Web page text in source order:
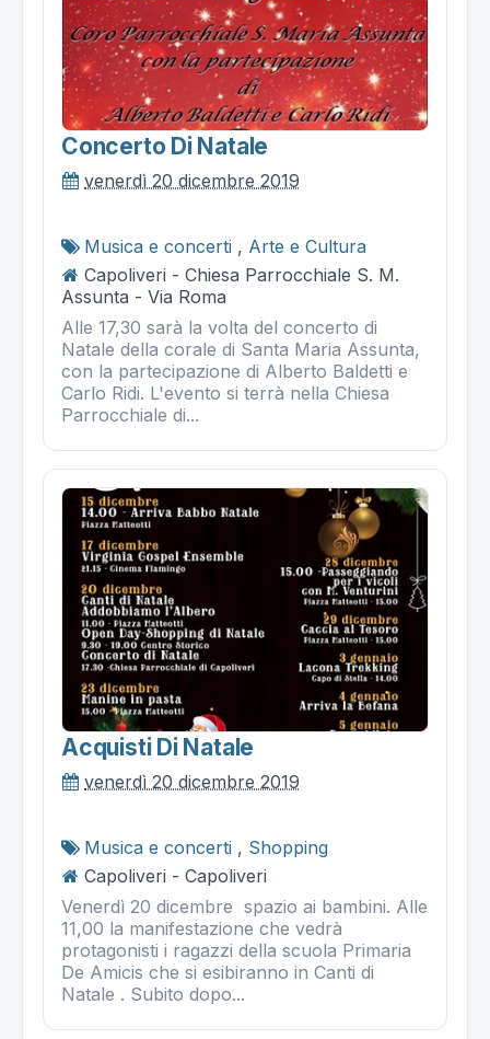
Concerto Di Natale
venerdì 20 dicembre 2019
Musica e concerti , Arte e Cultura
Capoliveri - Chiesa Parrocchiale S. M.
Assunta - Via Roma
Alle 17,30 sarà la volta del concerto di
Natale della corale di Santa Maria Assunta,
con la partecipazione di Alberto Baldetti e
Carlo Ridi. L'evento si terrà nella Chiesa
Parrocchiale di...
Acquisti Di Natale
venerdì 20 dicembre 2019
Musica e concerti , Shopping
Capoliveri - Capoliveri
Venerdì 20 dicembre spazio ai bambini. Alle
11,00 la manifestazione che vedrà
protagonisti i ragazzi della scuola Primaria
De Amicis che si esibiranno in Canti di
Natale . Subito dopo...